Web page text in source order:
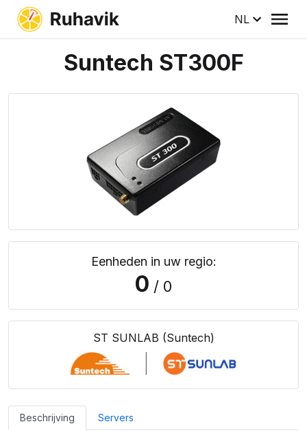
NL
Suntech ST300F
Eenheden in uw regio:
0 / 0
ST SUNLAB (Suntech)
Beschrijving Servers